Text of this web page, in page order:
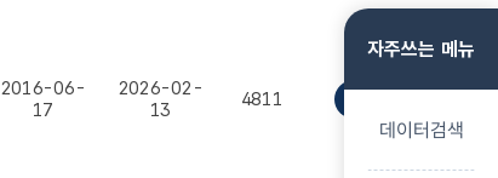
2016-06-
17
2026-02-
13
4811
자주쓰는 메뉴
데이터검색